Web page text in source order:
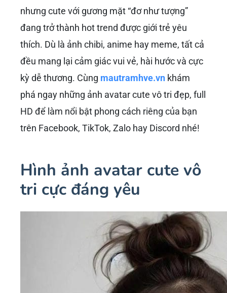
nhưng cute với gương mặt “đơ như tượng”
đang trở thành hot trend được giới trẻ yêu
thích. Dù là ảnh chibi, anime hay meme, tất cả
đều mang lại cảm giác vui vẻ, hài hước và cực
kỳ dễ thương. Cùng mautramhve.vn khám
phá ngay những ảnh avatar cute vô tri đẹp, full
HD để làm nổi bật phong cách riêng của bạn
trên Facebook, TikTok, Zalo hay Discord nhé!
Hình ảnh avatar cute vô
tri cực đáng yêu